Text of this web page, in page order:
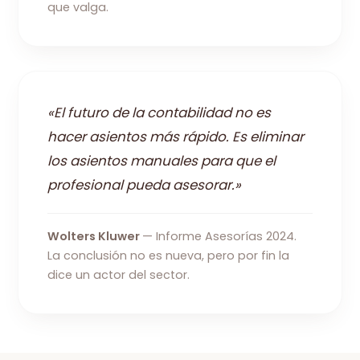
que valga.
«El futuro de la contabilidad no es
hacer asientos más rápido. Es eliminar
los asientos manuales para que el
profesional pueda asesorar.»
Wolters Kluwer — Informe Asesorías 2024.
La conclusión no es nueva, pero por fin la
dice un actor del sector.